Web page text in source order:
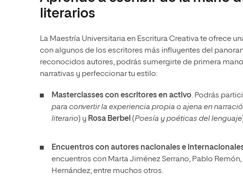
literarios
La Maestría Universitaria en Escritura Creativa te ofrece
con algunos de los escritores más influyentes del
reconocidos autores, podrás sumergirte de primera
narrativas y perfeccionar tu estilo:
Masterclassescon escritoresen activo. Podrás
para convertir la experiencia propia o ajena en
literario) y Rosa Berbel (Poesía y poéticas del lenguaje
Encuentros con autores nacionales e
encuentros con Marta Jiménez Serrano, Pablo
Hernández, entre muchos otros.